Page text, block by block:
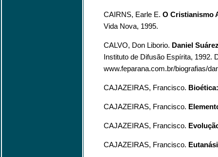
CAIRNS, Earle E. O Cristianismo
Vida Nova, 1995.
CALVO, Don Liborio. Daniel
Instituto de Difusão Espírita, 1992.
www.feparana.com.br/biografias/
CAJAZEIRAS, Francisco.
CAJAZEIRAS, Francisco.
CAJAZEIRAS, Francisco.
CAJAZEIRAS, Francisco.